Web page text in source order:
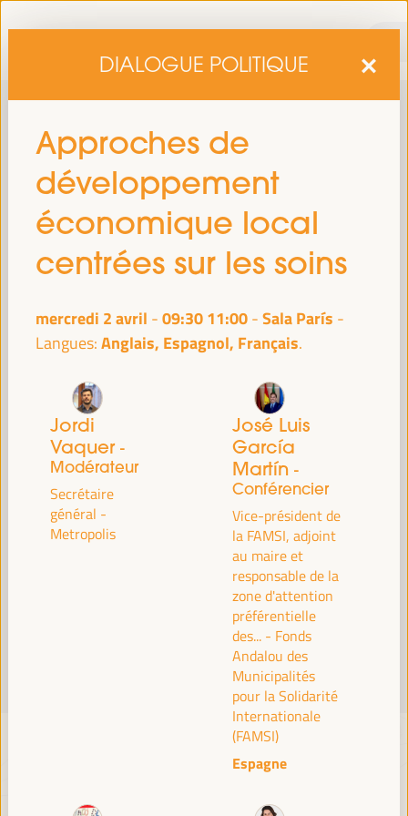
Espagne,au Palais des Congrès et des Expositions (FIBES).
DIALOGUE POLITIQUE
Approches de
développement
économique local
centrées sur les soins
mercredi 2 avril - 09:3011:00 Sala París
Langues: Anglais, Espagnol, Français
Jordi
Vaquer -
Modérateur
Secrétaire
général -
Metropolis
José Luis
García
Martín -
Conférencier
Vice-président de
la FAMSI, adjoint
au maire et
responsable de la
zone d'attention
préférentielle
des... - Fonds
Andalou des
Municipalités
pour la Solidarité
Internationale
(FAMSI)
Espagne